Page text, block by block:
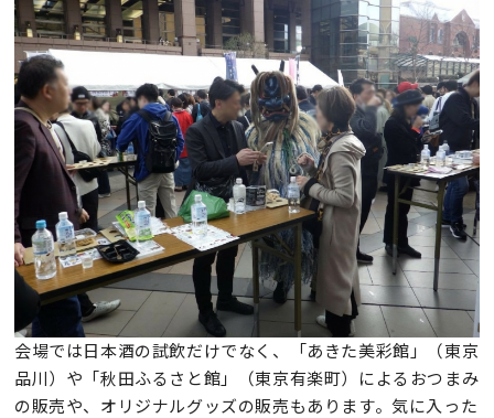
会場では日本酒の試飲だけでなく、「あきた美彩館」（東京
品川）や「秋田ふるさと館」（東京有楽町）によるおつまみ
の販売や、オリジナルグッズの販売もあります。気に入った